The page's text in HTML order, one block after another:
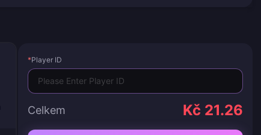
*Player ID
Celkem Kč 21.26